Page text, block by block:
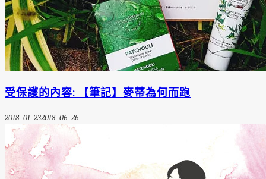
受保護的內容: 【筆記】麥蒂為何而跑
2018-01-232018-06-26